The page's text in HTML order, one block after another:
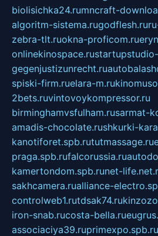
biolisichka24.rumncraft-
algoritm-sistema.rugodflesh.ru
zebra-tlt.ruokna-proficom.ru
onlinekinospace.ru
gegenjustizunrecht.ru
spiski-firm.ruelara-m.ru
2bets.ruvintovoykompressor.ru
birminghamvsfulham.rusarmat-
amadis-chocolate.rushkurki-
kanotiforet.spb.rututmassage.ru
praga.spb.rufalcorussia.ru
kamertondom.spb.runet-
sakhcamera.rualliance-
controlweb1.rutdsak74.ru
iron-snab.rucosta-bella.ru
associaciya39.ruprimexpo.spb.ru